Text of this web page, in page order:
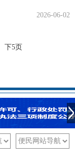
2026-06-02
下5页